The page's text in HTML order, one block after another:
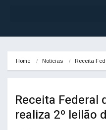
Home Notícias Receita
Receita Federal
realiza 2º leilão